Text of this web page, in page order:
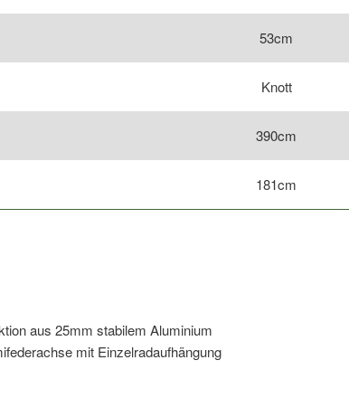
53cm
Knott
390cm
181cm
aus 25mm stabilem Aluminium
mit Einzelradaufhängung